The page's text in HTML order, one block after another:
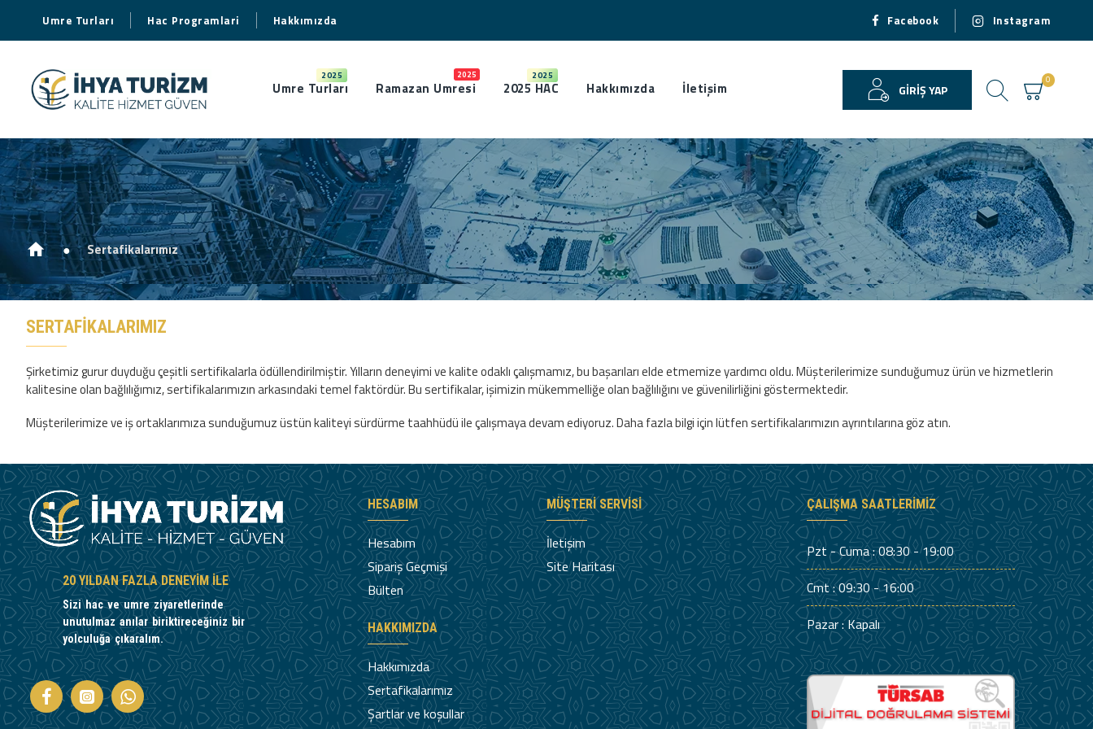
Umre Turları Hac Programlari Hakkımızda Facebook Instagram
Umre Turları
2025
Ramazan Umresi
2025
2025 HAC
2025
Hakkımızda İletişim GIRIŞ YAP
0
Sertafikalarımız
SERTAFIKALARIMIZ
Şirketimiz gurur duyduğu çeşitli sertifikalarla ödüllendirilmiştir. Yılların deneyimi ve kalite odaklı çalışmamız, bu başarıları elde etmemize yardımcı oldu. Müşterilerimize sunduğumuz ürün ve hizmetlerin
kalitesine olan bağlılığımız, sertifikalarımızın arkasındaki temel faktördür. Bu sertifikalar, işimizin mükemmelliğe olan bağlılığını ve güvenilirliğini göstermektedir.
Müşterilerimize ve iş ortaklarımıza sunduğumuz üstün kaliteyi sürdürme taahhüdü ile çalışmaya devam ediyoruz. Daha fazla bilgi için lütfen sertifikalarımızın ayrıntılarına göz atın.
20 YILDAN FAZLA DENEYIM ILE
Sizi hac ve umre ziyaretlerinde
unutulmaz anılar biriktireceğiniz bir
yolculuğa çıkaralım.
HESABIM
Hesabım
Sipariş Geçmişi
Bülten
HAKKIMIZDA
Hakkımızda
Sertafikalarımız
Şartlar ve koşullar
MÜŞTERI SERVISI
İletişim
Site Haritası
ÇALIŞMA SAATLERIMIZ
Pzt - Cuma : 08:30 - 19:00
Cmt : 09:30 - 16:00
Pazar : Kapalı